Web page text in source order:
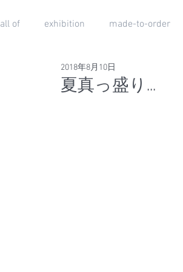
all of exhibition made-to-order
夏真っ盛り...
2018年8月10日